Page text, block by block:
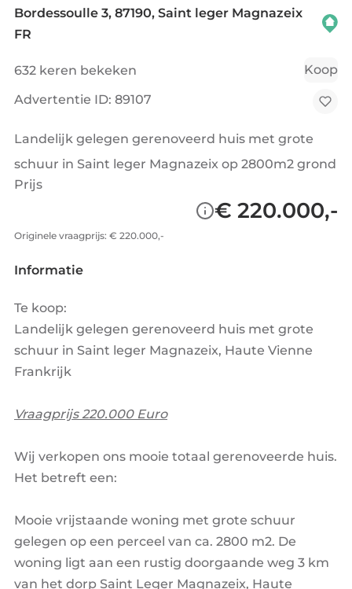
Bordessoulle 3, 87190, Saint leger Magnazeix
FR
632 keren bekeken
Koop
Advertentie ID: 89107
Landelijk gelegen gerenoveerd huis met grote
schuur in Saint leger Magnazeix op 2800m2 grond
Prijs
€ 220.000,-
Originele vraagprijs: € 220.000,-
Informatie
Te koop:
Landelijk gelegen gerenoveerd huis met grote
schuur in Saint leger Magnazeix, Haute Vienne
Frankrijk
Vraagprijs 220.000 Euro
Wij verkopen ons mooie totaal gerenoveerde huis.
Het betreft een:
Mooie vrijstaande woning met grote schuur
gelegen op een perceel van ca. 2800 m2. De
woning ligt aan een rustig doorgaande weg 3 km
van het dorp Saint Leger Magnazeix, Haute